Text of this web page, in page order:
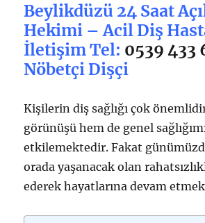
Beylikdüzü 24 Saat
Hekimi – Acil Diş
İletişim Tel: 0539 433
Nöbetçi Dişçi
Kişilerin diş sağlığı çok
görünüşü hem de genel
etkilemektedir. Fakat
orada yaşanacak olan
ederek hayatlarına devam